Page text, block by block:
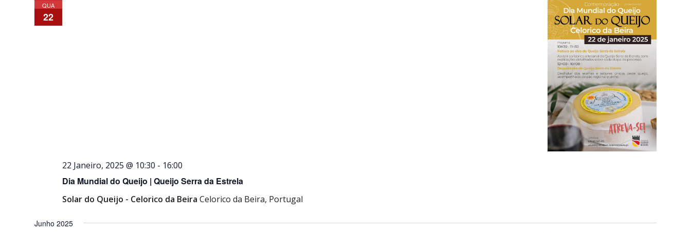
QUA
22
Dia Mundial do Queijo | Queijo Serra da Estrela
22 Janeiro, 2025 @ 10:30 - 16:00
Solar do Queijo - Celorico da Beira Celorico da Beira, Portugal
Junho 2025